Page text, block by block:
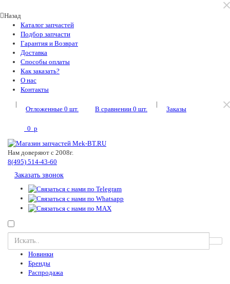
Назад
Каталог запчастей
Подбор запчасти
Гарантия и Возврат
Доставка
Способы оплаты
Как заказать?
О нас
Контакты
|
Отложенные 0 шт. В сравнении 0 шт.
|
Заказы
0 p
Нам доверяют с 2008г.
8(495) 514-43-60
Заказать звонок
Новинки
Бренды
Распродажа